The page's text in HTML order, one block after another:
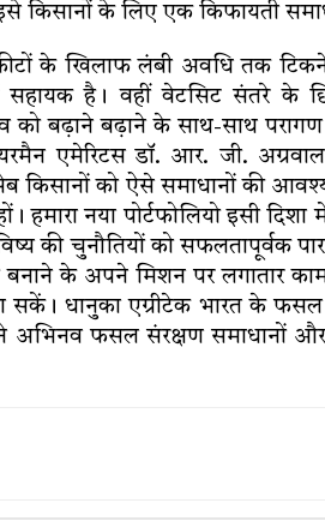
किसानों के लिए एक किफायती
के खिलाफ लंबी अवधि तक टिकने
है। वहीं वेटसिट संतरे के
को बढ़ाने बढ़ाने के साथ-साथ परागण
एमेरिटस डॉ. आर. जी.
किसानों को ऐसे समाधानों की
नया पोर्टफोलियो इसी
की चुनौतियों को सफलतापूर्वक
के अपने मिशन पर लगातार
सकें। धानुका एग्रीटेक भारत के
अभिनव फसल संरक्षण समाधानों